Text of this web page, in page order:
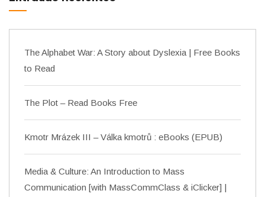
The Alphabet War: A Story about Dyslexia | Free Books
to Read
The Plot – Read Books Free
Kmotr Mrázek III – Válka kmotrů : eBooks (EPUB)
Media & Culture: An Introduction to Mass
Communication [with MassCommClass & iClicker] |